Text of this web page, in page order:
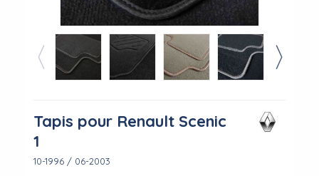
Tapis pour Renault Scenic
1
10-1996 / 06-2003